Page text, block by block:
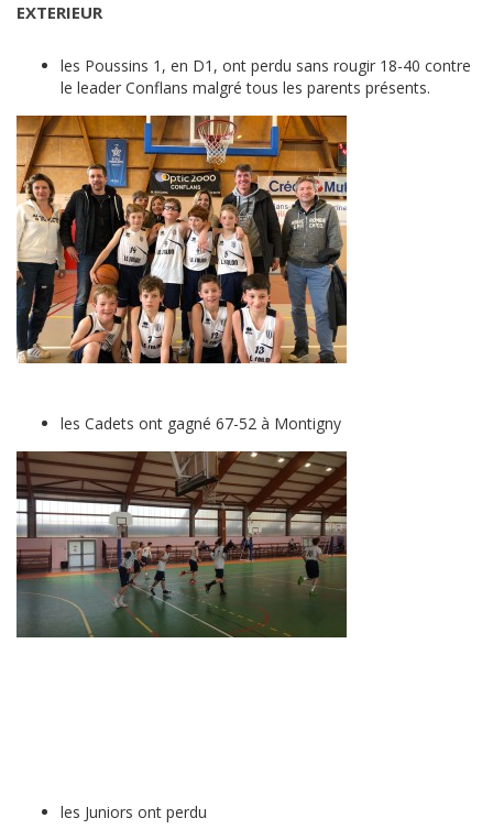
EXTERIEUR
les Poussins 1, en D1, ont perdu sans rougir 18-40 contre
le leader Conflans malgré tous les parents présents.
les Cadets ont gagné 67-52 à Montigny
les Juniors ont perdu